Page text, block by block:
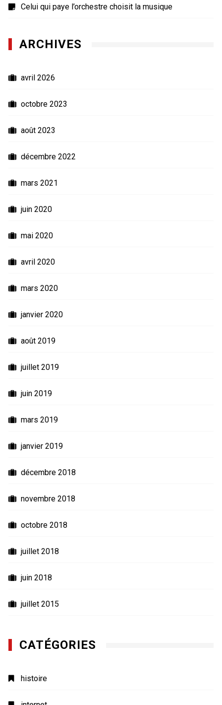
Celui qui paye l’orchestre choisit la musique
ARCHIVES
avril 2026
octobre 2023
août 2023
décembre 2022
mars 2021
juin 2020
mai 2020
avril 2020
mars 2020
janvier 2020
août 2019
juillet 2019
juin 2019
mars 2019
janvier 2019
décembre 2018
novembre 2018
octobre 2018
juillet 2018
juin 2018
juillet 2015
CATÉGORIES
histoire